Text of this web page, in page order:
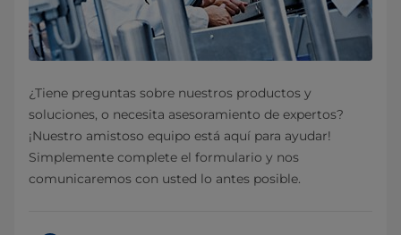
¿Tiene preguntas sobre nuestros productos y
soluciones, o necesita asesoramiento de expertos?
¡Nuestro amistoso equipo está aquí para ayudar!
Simplemente complete el formulario y nos
comunicaremos con usted lo antes posible.